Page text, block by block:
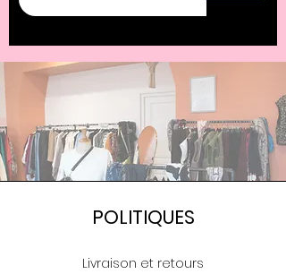
POLITIQUES
Livraison et retours